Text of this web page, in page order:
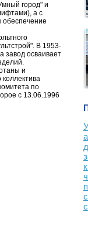
город" и
а с
обеспечение
В 1953-
завод осваивает
и
по
с 13.06.1996